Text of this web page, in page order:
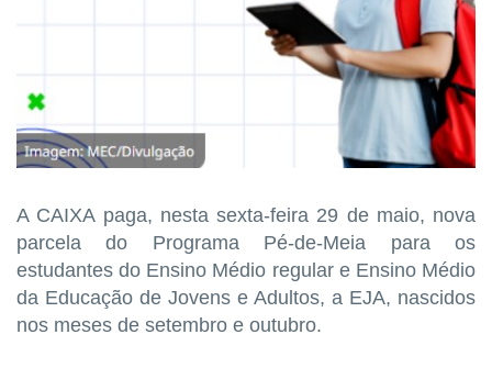
A CAIXA paga, nesta sexta-feira 29 de maio, nova
parcela do Programa Pé-de-Meia para os
estudantes do Ensino Médio regular e Ensino Médio
da Educação de Jovens e Adultos, a EJA, nascidos
nos meses de setembro e outubro.